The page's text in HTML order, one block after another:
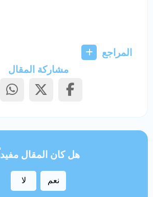
المراجع
مشاركة المقال
هل كان المقال مفيداً
نعم لا